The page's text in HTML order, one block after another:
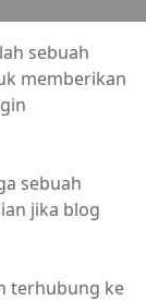
sebuah
memberikan
sebuah
jika blog
terhubung ke